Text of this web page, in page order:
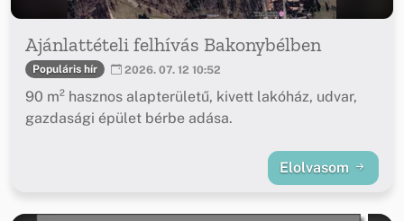
Ajánlattételi felhívás Bakonybélben
Populáris hír 2026. 07. 12 10:52
90 m² hasznos alapterületű, kivett lakóház, udvar,
gazdasági épület bérbe adása.
Elolvasom